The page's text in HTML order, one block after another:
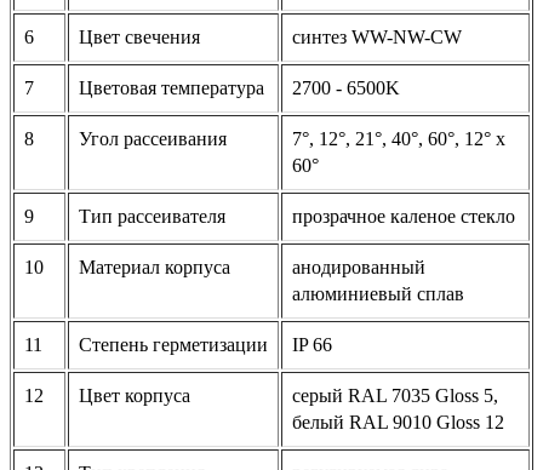
6 Цвет свечения синтез WW-NW-CW
7 Цветовая температура 2700 - 6500K
8 Угол рассеивания
7°, 12°, 21°, 40°, 60°, 12° x
60°
9 Тип рассеивателя прозрачное каленое стекло
10 Материал корпуса
анодированный
алюминиевый сплав
11 Степень герметизации IP 66
12 Цвет корпуса
серый RAL 7035 Gloss 5,
белый RAL 9010 Gloss 12